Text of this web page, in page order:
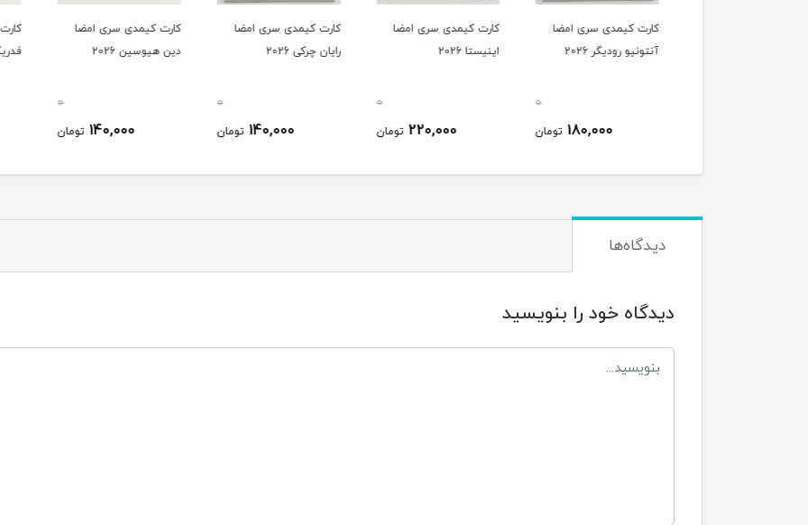
کارت کیمدی سری امضا
آنتونیو رودیگر 2026
0
180,000 تومان
کارت کیمدی سری امضا
اینیستا 2026
0
220,000 تومان
کارت کیمدی سری امضا
رایان چرکی 2026
0
140,000 تومان
کارت کیمدی سری امضا
دین هیوسین 2026
0
140,000 تومان
دیدگاه‌ها
دیدگاه خود را بنویسید